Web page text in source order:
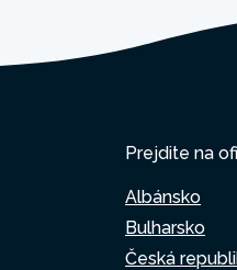
Prejdite na
Albánsko
Bulharsko
Česká